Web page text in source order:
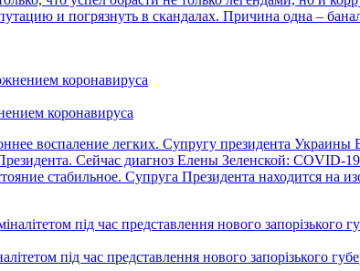
и погрязнуть в скандалах. Причина одна –
коронавируса
воспаление легких. Супругу президента
Сейчас диагноз Елены Зеленской: COVID-
стабильное. Супруга Президента находится на
під час представлення нового запорізького